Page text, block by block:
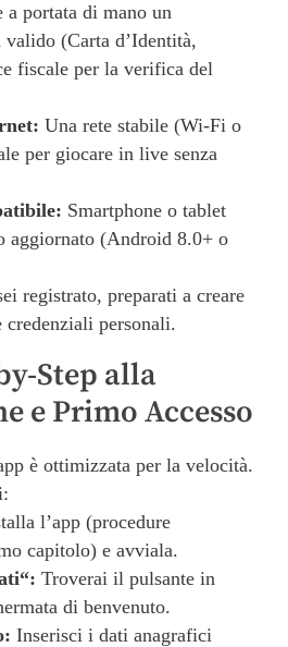
a portata di mano un
valido (Carta d’Identità,
fiscale per la verifica del
Una rete stabile (Wi-Fi o
per giocare in live senza
Smartphone o tablet
aggiornato (Android 8.0+ o
registrato, preparati a creare
credenziali personali.
Step alla
e Primo Accesso
è ottimizzata per la velocità.
l’app (procedure
capitolo) e avviala.
Troverai il pulsante in
di benvenuto.
Inserisci i dati anagrafici